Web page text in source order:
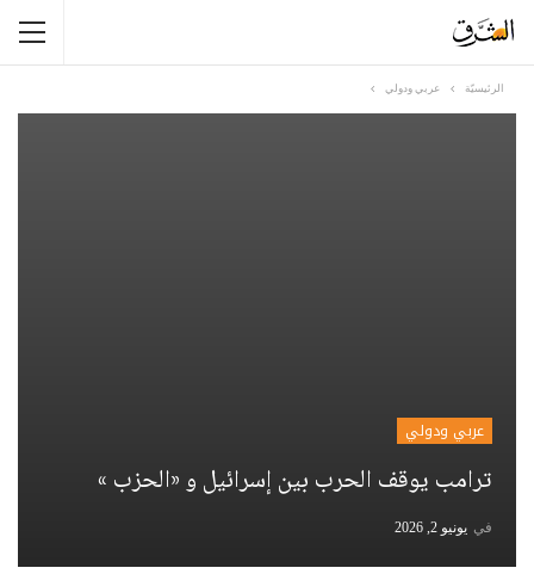
الرئيسيّة عربي ودولي
عربي ودولي
ترامب يوقف الحرب بين إسرائيل و «الحزب »
في يونيو 2, 2026